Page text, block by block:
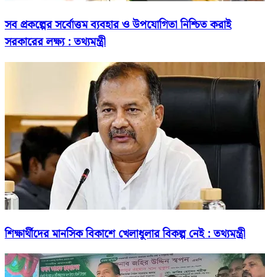
সব প্রকল্পের সর্বোত্তম ব্যবহার ও উপযোগিতা নিশ্চিত করাই
সরকারের লক্ষ্য : তথ্যমন্ত্রী
শিক্ষার্থীদের মানসিক বিকাশে খেলাধুলার বিকল্প নেই : তথ্যমন্ত্রী